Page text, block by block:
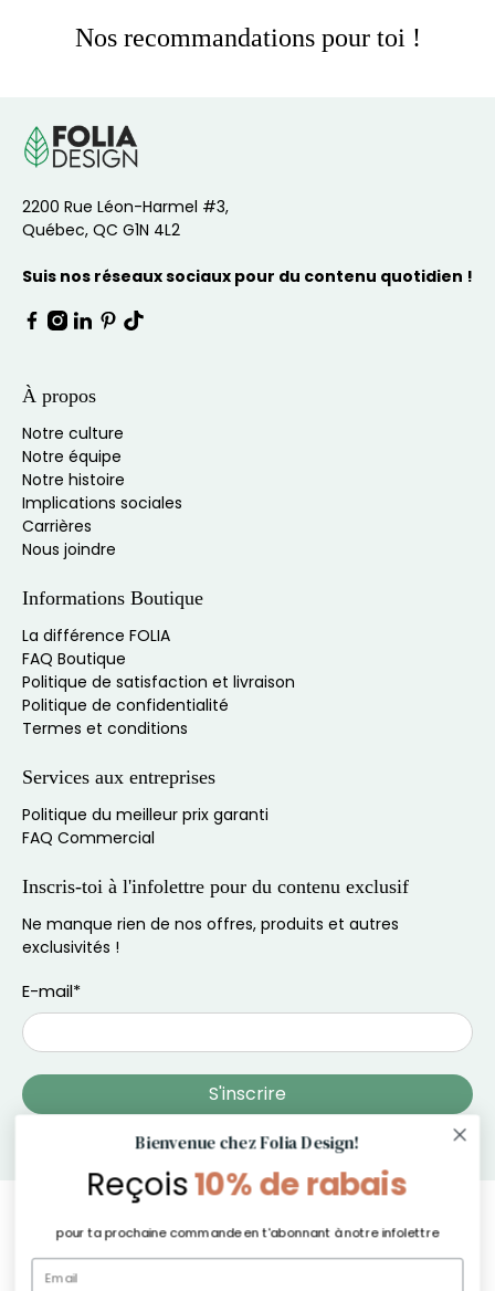
Nos recommandations pour toi !
2200 Rue Léon-Harmel #3,
Québec, QC G1N 4L2
Suis nos réseaux sociaux pour du contenu quotidien !
À propos
Notre culture
Notre équipe
Notre histoire
Implications sociales
Carrières
Nous joindre
Informations Boutique
La différence FOLIA
FAQ Boutique
Politique de satisfaction et livraison
Politique de confidentialité
Termes et conditions
Services aux entreprises
Politique du meilleur prix garanti
FAQ Commercial
Inscris-toi à l'infolettre pour du contenu exclusif
Ne manque rien de nos offres, produits et autres
exclusivités !
E-mail*
S'inscrire
Bienvenue chez Folia Design!
10% de rabais
pour ta prochaine commande en t'abonnant à notre infolettre
En soumettant ce formulaire et en vous inscrivant aux SMS, vous consentez à